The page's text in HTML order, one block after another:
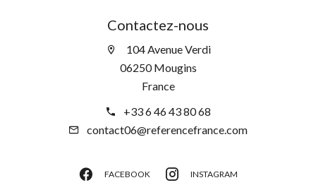
Contactez-nous
104 Avenue Verdi
06250 Mougins
France
+33 6 46 43 80 68
contact06@referencefrance.com
FACEBOOK INSTAGRAM